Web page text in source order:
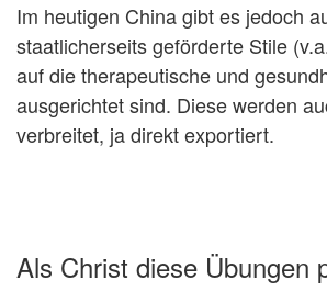
Im heutigen China gibt es jedoch
staatlicherseits geförderte Stile
auf die therapeutische und
ausgerichtet sind. Diese werden
verbreitet, ja direkt exportiert.
Als Christ diese Übungen